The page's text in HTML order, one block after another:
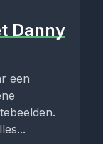
Danny
een